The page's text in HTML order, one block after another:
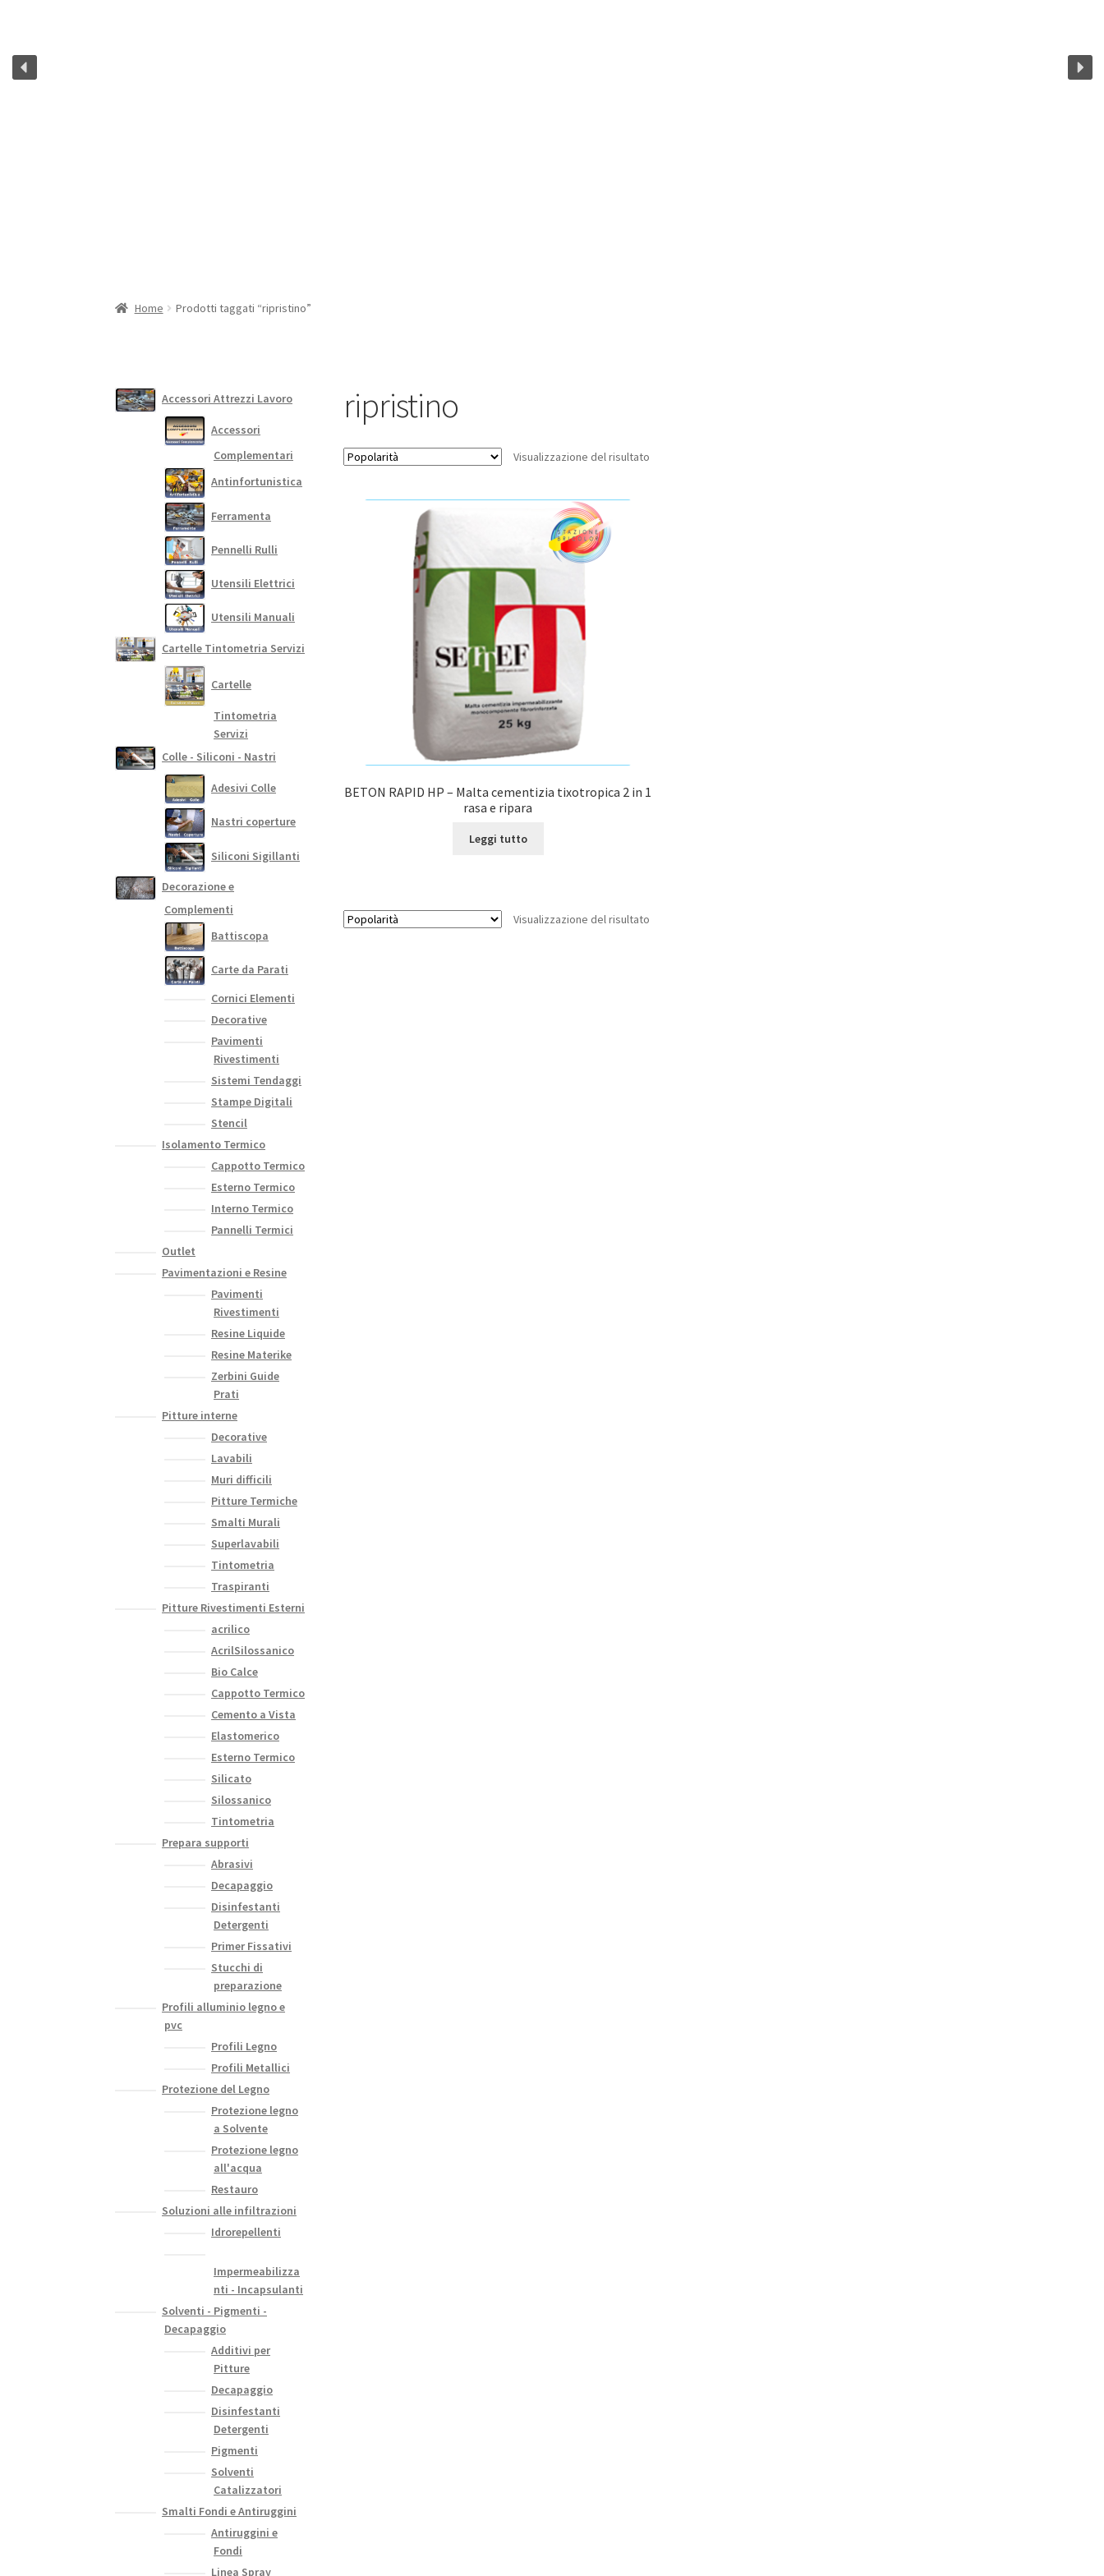
Home Prodotti taggati “ripristino”
ripristino
Visualizzazione del risultato
BETON RAPID HP – Malta cementizia tixotropica 2 in 1
rasa e ripara
Leggi tutto
Visualizzazione del risultato
Accessori Attrezzi Lavoro
Accessori
Complementari
Antinfortunistica
Ferramenta
Pennelli Rulli
Utensili Elettrici
Utensili Manuali
Cartelle Tintometria Servizi
Cartelle
Tintometria
Servizi
Colle - Siliconi - Nastri
Adesivi Colle
Nastri coperture
Siliconi Sigillanti
Decorazione e
Complementi
Battiscopa
Carte da Parati
Cornici Elementi
Decorative
Pavimenti
Rivestimenti
Sistemi Tendaggi
Stampe Digitali
Stencil
Isolamento Termico
Cappotto Termico
Esterno Termico
Interno Termico
Pannelli Termici
Outlet
Pavimentazioni e Resine
Pavimenti
Rivestimenti
Resine Liquide
Resine Materike
Zerbini Guide
Prati
Pitture interne
Decorative
Lavabili
Muri difficili
Pitture Termiche
Smalti Murali
Superlavabili
Tintometria
Traspiranti
Pitture Rivestimenti Esterni
acrilico
AcrilSilossanico
Bio Calce
Cappotto Termico
Cemento a Vista
Elastomerico
Esterno Termico
Silicato
Silossanico
Tintometria
Prepara supporti
Abrasivi
Decapaggio
Disinfestanti
Detergenti
Primer Fissativi
Stucchi di
preparazione
Profili alluminio legno e
pvc
Profili Legno
Profili Metallici
Protezione del Legno
Protezione legno
a Solvente
Protezione legno
all'acqua
Restauro
Soluzioni alle infiltrazioni
Idrorepellenti
Impermeabilizza
nti - Incapsulanti
Solventi - Pigmenti -
Decapaggio
Additivi per
Pitture
Decapaggio
Disinfestanti
Detergenti
Pigmenti
Solventi
Catalizzatori
Smalti Fondi e Antiruggini
Antiruggini e
Fondi
Linea Spray